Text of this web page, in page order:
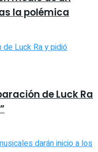
la polémica
de Luck Ra